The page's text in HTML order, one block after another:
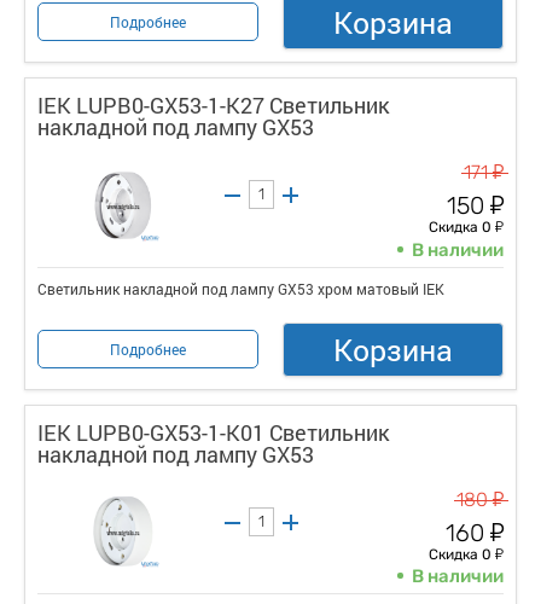
Подробнее Корзина
IEK LUPB0-GX53-1-K27 Светильник
накладной под лампу GX53
171у
150 у
Скидка 0 у
В наличии
Светильник накладной под лампу GX53 хром матовый IEK
Подробнее Корзина
IEK LUPB0-GX53-1-K01 Светильник
накладной под лампу GX53
180у
160 у
Скидка 0 у
В наличии